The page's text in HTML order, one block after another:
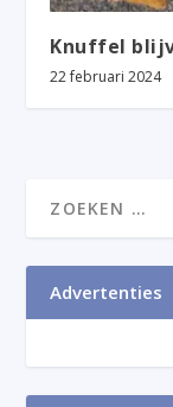
Knuffel
22 februari 2024
Advertenties